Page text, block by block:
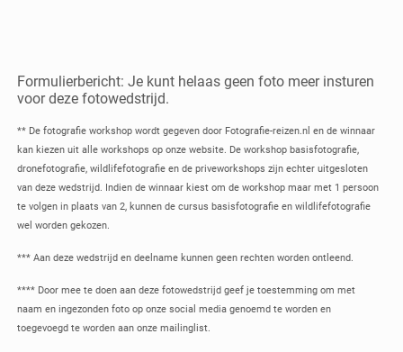
Formulierbericht: Je kunt helaas geen foto meer insturen
voor deze fotowedstrijd.
** De fotografie workshop wordt gegeven door Fotografie-reizen.nl en de winnaar
kan kiezen uit alle workshops op onze website. De workshop basisfotografie,
dronefotografie, wildlifefotografie en de priveworkshops zijn echter uitgesloten
van deze wedstrijd. Indien de winnaar kiest om de workshop maar met 1 persoon
te volgen in plaats van 2, kunnen de cursus basisfotografie en wildlifefotografie
wel worden gekozen.
*** Aan deze wedstrijd en deelname kunnen geen rechten worden ontleend.
**** Door mee te doen aan deze fotowedstrijd geef je toestemming om met
naam en ingezonden foto op onze social media genoemd te worden en
toegevoegd te worden aan onze mailinglist.